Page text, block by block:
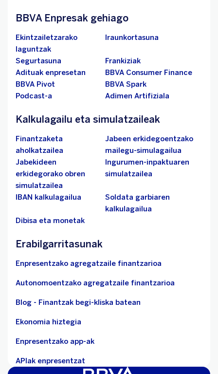
BBVA Enpresak gehiago
Ekintzailetzarako
laguntzak
Iraunkortasuna
Segurtasuna
Frankiziak
Adituak enpresetan
BBVA Consumer Finance
BBVA Pivot
BBVA Spark
Podcast-a
Adimen Artifiziala
Kalkulagailu eta simulatzaileak
Finantzaketa
aholkatzailea
Jabeen erkidegoentzako
mailegu-simulagailua
Jabekideen
erkidegorako obren
simulatzailea
Ingurumen-inpaktuaren
simulatzailea
IBAN kalkulagailua
Soldata garbiaren
kalkulagailua
Dibisa eta monetak
Erabilgarritasunak
Enpresentzako agregatzaile finantzarioa
Autonomoentzako agregatzaile finantzarioa
Blog - Finantzak begi-kliska batean
Ekonomia hiztegia
Enpresentzako app-ak
APIak enpresentzat